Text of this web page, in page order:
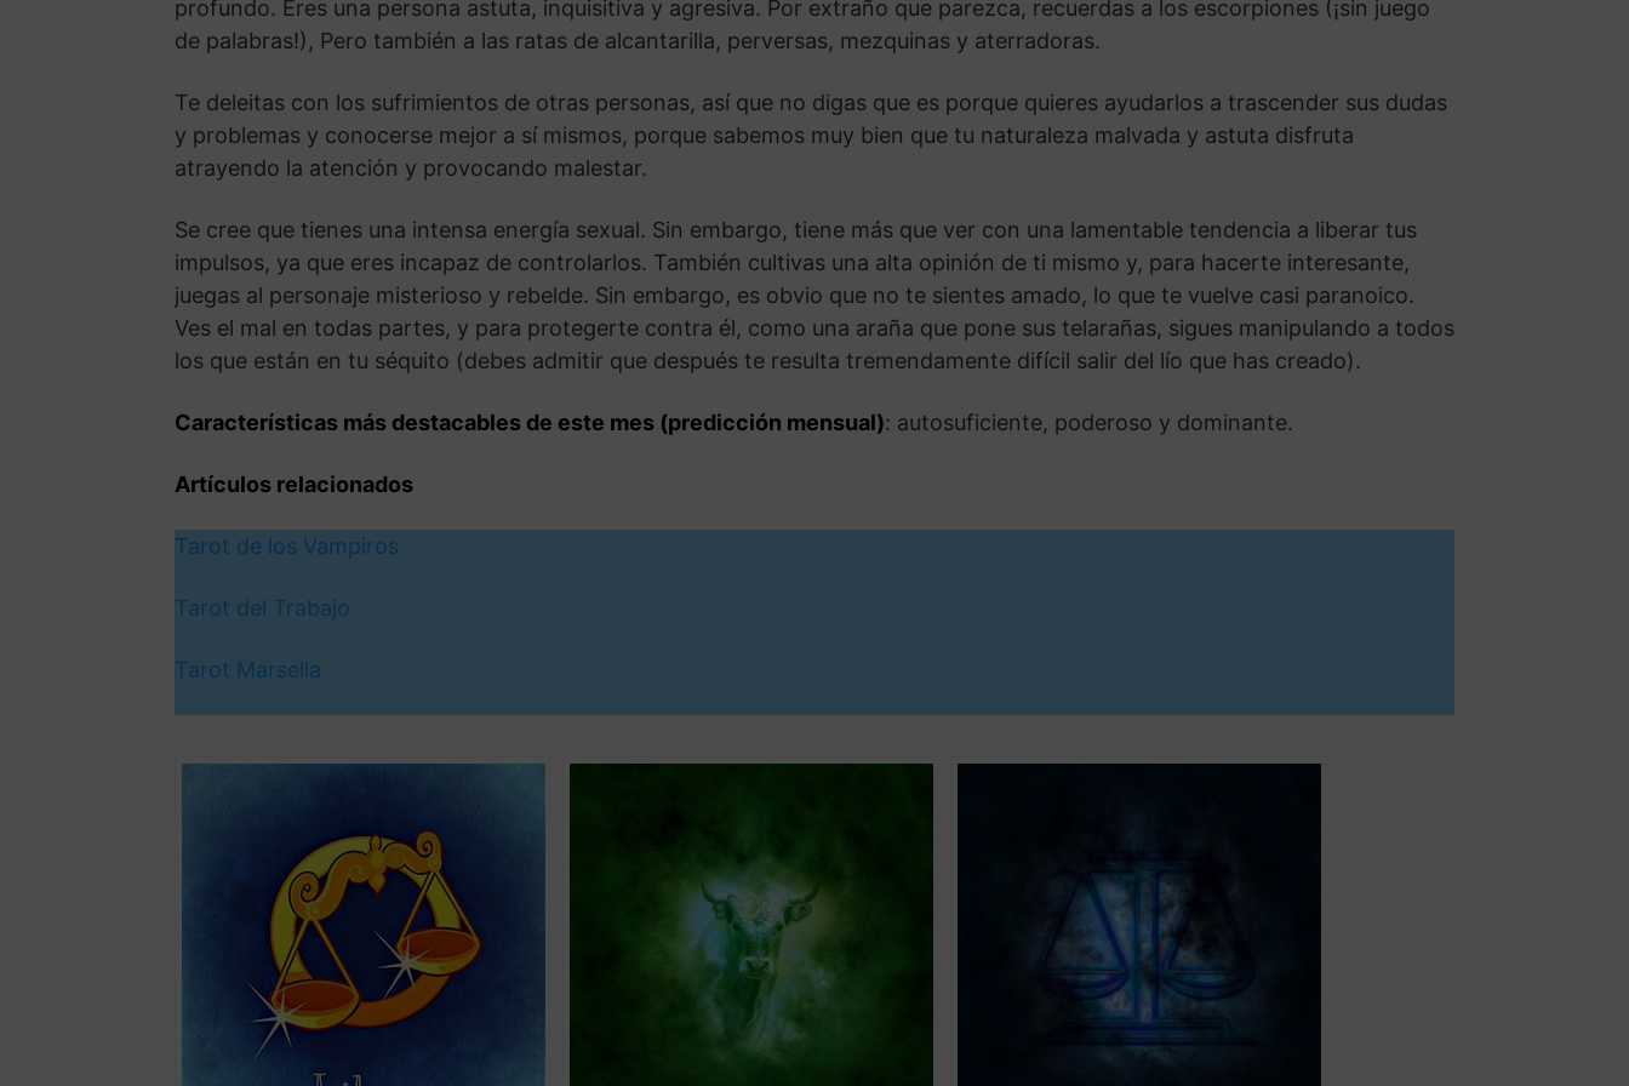
profundo. Eres una persona astuta, inquisitiva y agresiva. Por extraño que parezca, recuerdas a los escorpiones (¡sin juego
de palabras!), Pero también a las ratas de alcantarilla, perversas, mezquinas y aterradoras.
Te deleitas con los sufrimientos de otras personas, así que no digas que es porque quieres ayudarlos a trascender sus dudas
y problemas y conocerse mejor a sí mismos, porque sabemos muy bien que tu naturaleza malvada y astuta disfruta
atrayendo la atención y provocando malestar.
Se cree que tienes una intensa energía sexual. Sin embargo, tiene más que ver con una lamentable tendencia a liberar tus
impulsos, ya que eres incapaz de controlarlos. También cultivas una alta opinión de ti mismo y, para hacerte interesante,
juegas al personaje misterioso y rebelde. Sin embargo, es obvio que no te sientes amado, lo que te vuelve casi paranoico.
Ves el mal en todas partes, y para protegerte contra él, como una araña que pone sus telarañas, sigues manipulando a todos
los que están en tu séquito (debes admitir que después te resulta tremendamente difícil salir del lío que has creado).
Características más destacables de este mes (predicción mensual): autosuficiente, poderoso y dominante.
Artículos relacionados
Tarot de los Vampiros
Tarot del Trabajo
Tarot Marsella